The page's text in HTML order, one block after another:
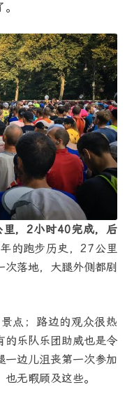
里，2小时40完成，后
的跑步历史，27公里
次落地，大腿外侧都剧
点；路边的观众很热
的乐队乐团助威也是令
一边儿沮丧第一次参加
无暇顾及这些。